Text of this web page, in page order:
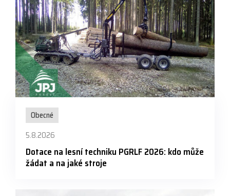
Obecné
5.8.2026
Dotace na lesní techniku PGRLF 2026: kdo může
žádat a na jaké stroje